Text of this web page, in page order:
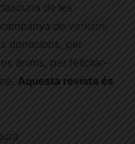
de les
de verkami
donacions, per
ànims, per felicitar-
Aquesta revista és